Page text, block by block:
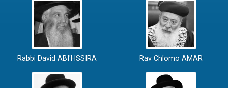
Rabbi David ABI'HSSIRA Rav Chlomo AMAR